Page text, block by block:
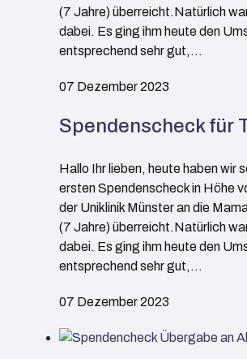
(7 Jahre) überreicht.Natürlich
dabei. Es ging ihm heute den
entsprechend sehr gut,…
07 Dezember 2023
Spendenscheck für
Hallo Ihr lieben, heute haben wir
ersten Spendenscheck in Höhe
der Uniklinik Münster an die
(7 Jahre) überreicht.Natürlich
dabei. Es ging ihm heute den
entsprechend sehr gut,…
07 Dezember 2023